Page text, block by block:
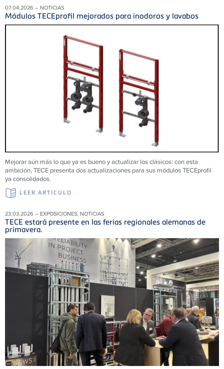
07.04.2026 – NOTICIAS
Módulos TECEprofil mejorados para inodoros y lavabos
Mejorar aún más lo que ya es bueno y actualizar los clásicos: con esta
ambición, TECE presenta dos actualizaciones para sus módulos TECEprofil
ya consolidados.
LEER ARTÍCULO
23.03.2026 – EXPOSICIONES, NOTICIAS
TECE estará presente en las ferias regionales alemanas de
primavera.